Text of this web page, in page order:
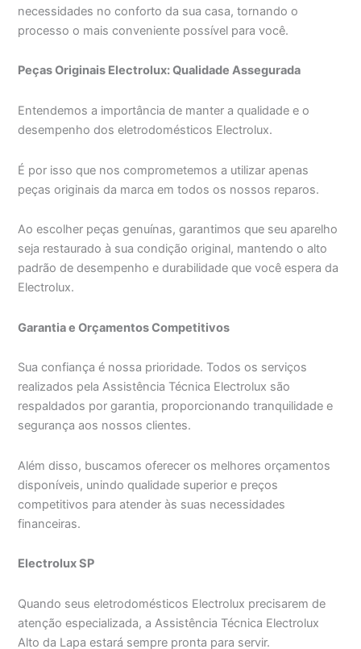
necessidades no conforto da sua casa, tornando o
processo o mais conveniente possível para você.
Peças Originais Electrolux: Qualidade Assegurada
Entendemos a importância de manter a qualidade e o
desempenho dos eletrodomésticos Electrolux.
É por isso que nos comprometemos a utilizar apenas
peças originais da marca em todos os nossos reparos.
Ao escolher peças genuínas, garantimos que seu aparelho
seja restaurado à sua condição original, mantendo o alto
padrão de desempenho e durabilidade que você espera da
Electrolux.
Garantia e Orçamentos Competitivos
Sua confiança é nossa prioridade. Todos os serviços
realizados pela Assistência Técnica Electrolux são
respaldados por garantia, proporcionando tranquilidade e
segurança aos nossos clientes.
Além disso, buscamos oferecer os melhores orçamentos
disponíveis, unindo qualidade superior e preços
competitivos para atender às suas necessidades
financeiras.
Electrolux SP
Quando seus eletrodomésticos Electrolux precisarem de
atenção especializada, a Assistência Técnica Electrolux
Alto da Lapa estará sempre pronta para servir.